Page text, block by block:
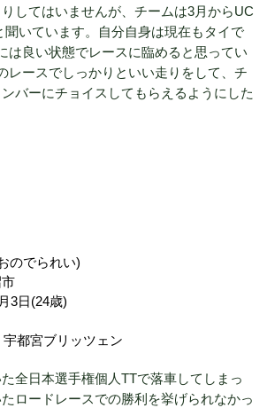
してはいませんが、チームは3月からUC
聞いています。自分自身は現在もタイで
は良い状態でレースに臨めると思ってい
レースでしっかりといい走りをして、チ
バーにチョイスしてもらえるようにした
のでられい)
3日(24歳)
都宮ブリッツェン
た全日本選手権個人TTで落車してしまっ
ロードレースでの勝利を挙げられなかっ